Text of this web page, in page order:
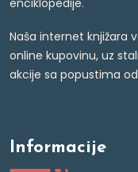
Naša internet knjižara
online kupovinu, uz
akcije sa popustima od
Informacije